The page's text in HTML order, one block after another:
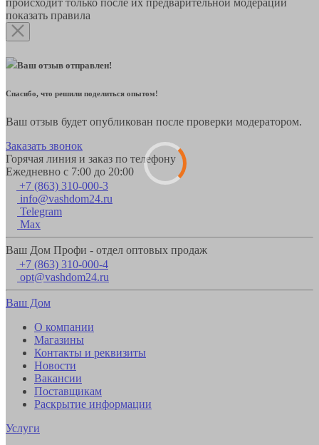
показать правила
Ваш отзыв отправлен!
Спасибо, что решили поделиться опытом!
Ваш отзыв будет опубликован после проверки модератором.
Заказать звонок
Горячая линия и заказ по телефону
Ежедневно с 7:00 до 20:00
+7 (863) 310-000-3
info@vashdom24.ru
Telegram
Max
Ваш Дом Профи - отдел оптовых продаж
+7 (863) 310-000-4
opt@vashdom24.ru
Ваш Дом
О компании
Магазины
Контакты и реквизиты
Новости
Вакансии
Поставщикам
Раскрытие информации
Услуги